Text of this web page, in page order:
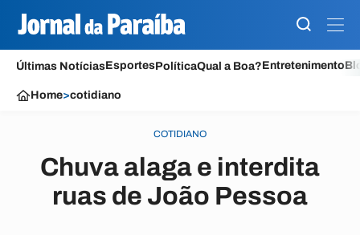
Últimas NotíciasEsportesPolíticaQual a Boa?Entretenimento
Home>cotidiano
COTIDIANO
Chuva alaga e interdita
ruas de João Pessoa